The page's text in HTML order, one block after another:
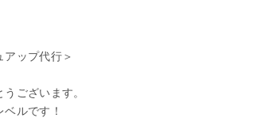
ップ代行＞
ございます。
ルです！